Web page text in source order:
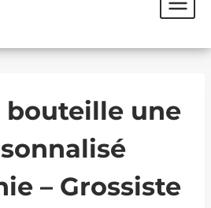
bouteille une
– Grossiste